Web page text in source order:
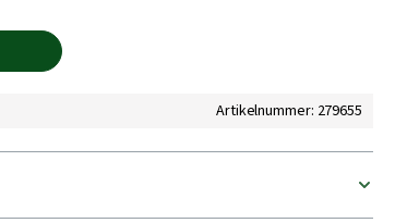
Artikelnummer: 279655